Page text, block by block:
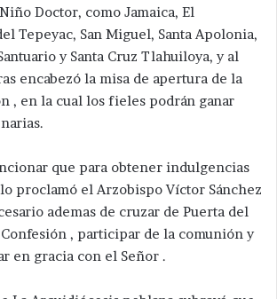
Doctor, como Jamaica, El
Tepeyac, San Miguel, Santa Apolonia,
y Santa Cruz Tlahuiloya, y al
encabezó la misa de apertura de la
, en la cual los fieles podrán ganar
que para obtener indulgencias
proclamó el Arzobispo Víctor Sánchez
ademas de cruzar de Puerta del
, participar de la comunión y
en gracia con el Señor .